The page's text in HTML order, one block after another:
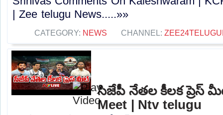
| Zee telugu News.....»»
CATEGORY: NEWS CHANNEL:
సిజేపీ నేతల కీలక ప్రెస్
Meet | Ntv telugu